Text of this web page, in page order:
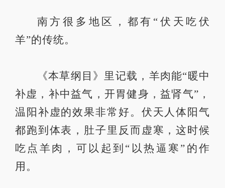
南方很多地区，都有“伏天吃伏
羊”的传统。
《本草纲目》 里记载，羊肉能“暖中
补虚，补中益气，开胃健身，益肾气”，
温阳补虚的效果非常好。伏天人体阳气
都跑到体表，肚子里反而虚寒，这时候
吃点羊肉，可以起到“以热逼寒”的作
用。